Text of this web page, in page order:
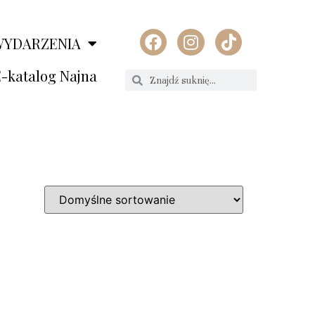
katalog Najna